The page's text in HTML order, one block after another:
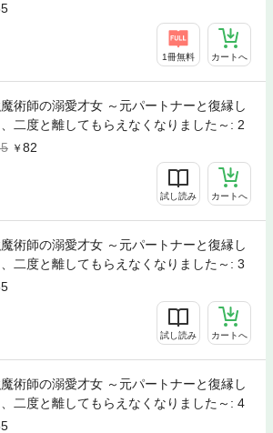
1冊無料 カートへ
術師の溺愛才女 ～元パートナーと復縁し
二度と離してもらえなくなりました～: 2
82
試し読み カートへ
術師の溺愛才女 ～元パートナーと復縁し
二度と離してもらえなくなりました～: 3
試し読み カートへ
術師の溺愛才女 ～元パートナーと復縁し
二度と離してもらえなくなりました～: 4